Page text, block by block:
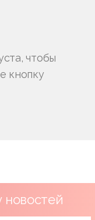
чтобы
кнопку
новостей